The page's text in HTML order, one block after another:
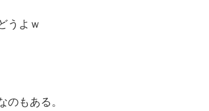
うよｗ
もある。